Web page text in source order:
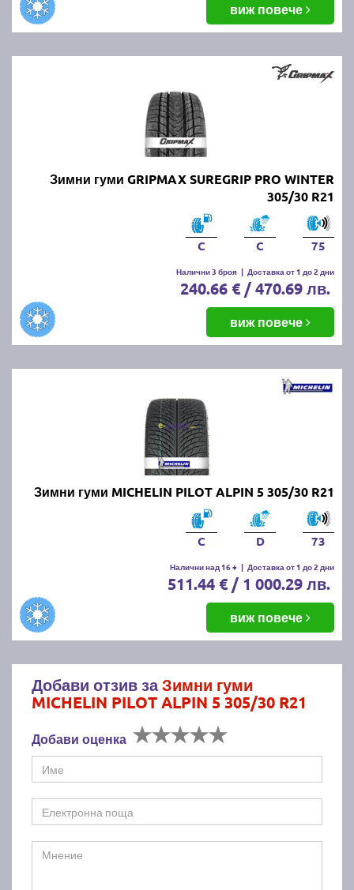
виж повече
Зимни гуми GRIPMAX SUREGRIP PRO WINTER
305/30 R21
C C 75
Налични 3 броя | Доставка от 1 до 2 дни
240.66 € / 470.69 лв.
виж повече
Зимни гуми MICHELIN PILOT ALPIN 5 305/30 R21
C D 73
Налични над 16 + | Доставка от 1 до 2 дни
511.44 € / 1 000.29 лв.
виж повече
Добави отзив заЗимни гуми
MICHELIN PILOT ALPIN 5 305/30 R21
Добави оценка